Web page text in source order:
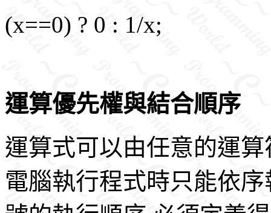
(x==0) ? 0 : 1/x;
運算優先權與結合順序
運算式可以由任意的運
電腦執行程式時只能依